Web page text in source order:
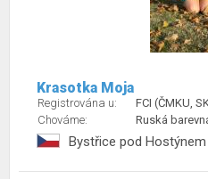
Krasotka Moja
Registrována u:
FCI (ČMKU,
Chováme:
Ruská
Bystřice pod Hostýnem